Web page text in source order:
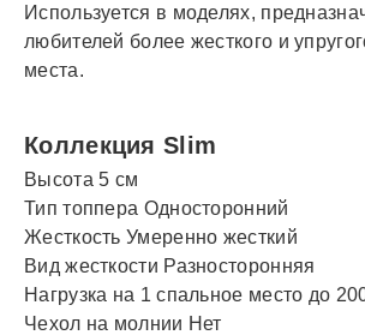
Используется в моделях,
любителей более жесткого и
места.
Коллекция Slim
Высота 5 см
Тип топпера Односторонний
Жесткость Умеренно жесткий
Вид жесткости Разносторонняя
Нагрузка на 1 спальное место до
Чехол на молнии Нет